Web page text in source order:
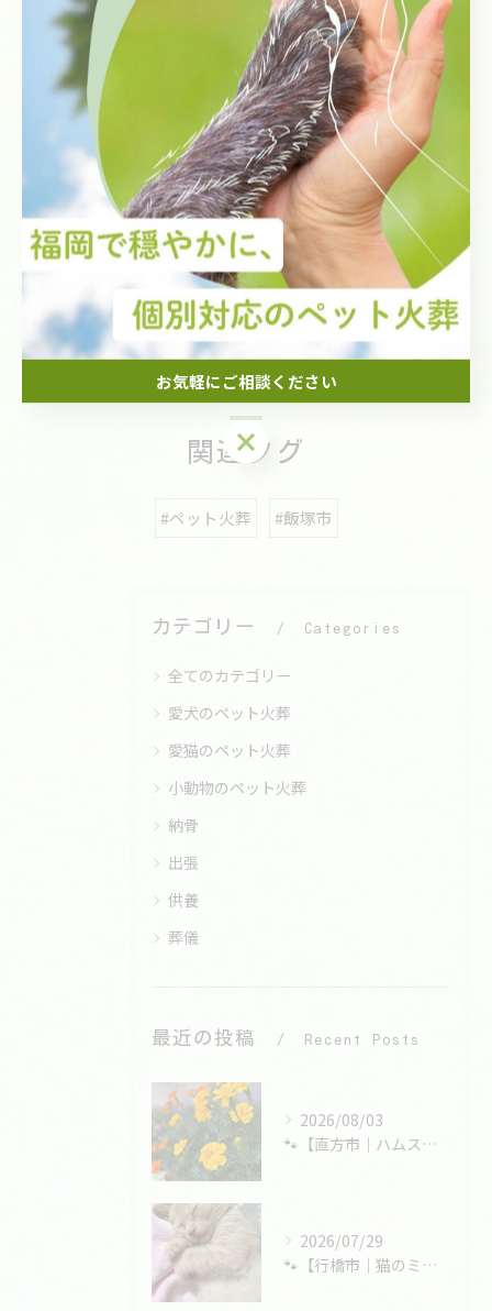
そして、変わらず優しく見守ってあげてください。
まるくん、今まで本当にありがとう。
どうか、ゆっくり休んでね。
#ペット火葬 #飯塚市 #ビションフリーゼ
#ペットとのお別れ #大切な家族
< 前のページ 一覧に戻る 次のページ >
関連タグ
#ペット火葬 #飯塚市
カテゴリー Categories
全てのカテゴリー
愛犬のペット火葬
愛猫のペット火葬
小動物のペット火葬
納骨
出張
供養
葬儀
最近の投稿 Recent Posts
2026/08/03
🐾【直方市｜ハムスターの大福くんのお見送り】🌸
2026/07/29
🐾【行橋市｜猫のミリーちゃんのお見送り】🌸
お気軽にご相談ください
お気軽にご相談ください